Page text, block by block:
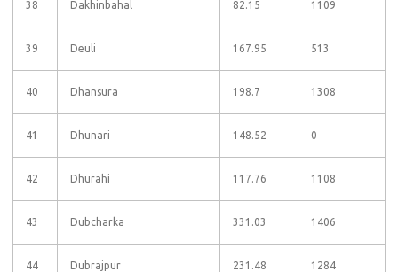
38 Dakhinbahal 82.15 1109
39 Deuli 167.95 513
40 Dhansura 198.7 1308
41 Dhunari 148.52 0
42 Dhurahi 117.76 1108
43 Dubcharka 331.03 1406
44 Dubrajpur 231.48 1284